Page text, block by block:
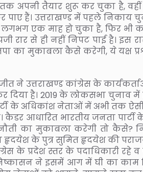
अपनी तैयार शुरू कर चुका है, वहीं
पाए हैं। उत्तराखण्ड में पहले निकाय
एक माह हो चुका है, फिर भी
रार से ही नहीं निपट पाई है। इस
का मुकाबला कैसे करेगी, ये यक्ष
ने उत्तराखण्ड कांग्रेस के
दिया है। 2019 के लोकसभा चुनाव
के अधिकांश नेताओं में अभी तक
आधारित भारतीय जनता पार्टी
का मुकाबला करेगी तो कैसे?
हृदयेश के पुत्र सुमित हृदयेश की
के प्रदेश स्तर के पदाधिकारी रहे व
ने इसमें आग में घी का काम